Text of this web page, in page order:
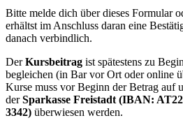
Bitte melde dich über dieses Formular
erhältst im Anschluss daran eine
danach verbindlich.
DerKursbeitrag ist spätestens zu
begleichen (in Bar vor Ort oder online
Kurse muss vor Beginn der Betrag auf
derSparkasse Freistadt (IBAN: AT22
3342) überwiesen werden.